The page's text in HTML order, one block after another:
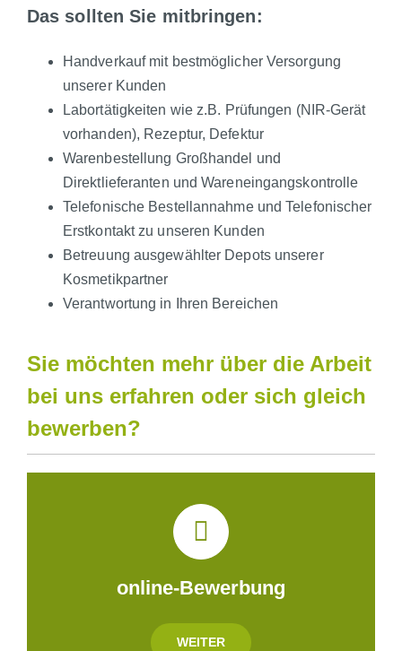
Das sollten Sie mitbringen:
Handverkauf mit bestmöglicher Versorgung
unserer Kunden
Labortätigkeiten wie z.B. Prüfungen (NIR-Gerät
vorhanden), Rezeptur, Defektur
Warenbestellung Großhandel und
Direktlieferanten und Wareneingangskontrolle
Telefonische Bestellannahme und Telefonischer
Erstkontakt zu unseren Kunden
Betreuung ausgewählter Depots unserer
Kosmetikpartner
Verantwortung in Ihren Bereichen
Sie möchten mehr über die Arbeit
bei uns erfahren oder sich gleich
bewerben?
online-Bewerbung
WEITER